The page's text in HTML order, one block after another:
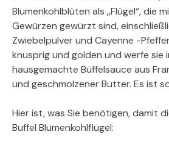
Blumenkohlblüten als „Flügel“, die
Gewürzen gewürzt sind,
Zwiebelpulver und Cayenne -
knusprig und golden und werfe sie
hausgemachte Büffelsauce aus
und geschmolzener Butter. Es ist
Hier ist, was Sie benötigen, damit
Büffel Blumenkohlflügel: